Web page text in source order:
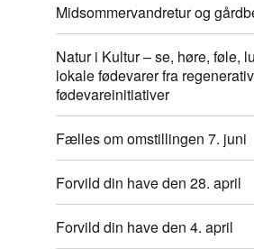
Midsommervandretur og
Natur i Kultur – se, høre, føle,
lokale fødevarer fra
fødevareinitiativer
Fælles om omstillingen 7. juni
Forvild din have den 28. april
Forvild din have den 4. april